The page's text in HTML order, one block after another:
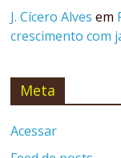
J. Cícero Alves em
crescimento com
Meta
Acessar